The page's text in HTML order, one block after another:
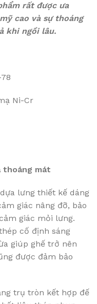
rất được ưa
cao và sự thoáng
khi ngồi lâu.
Ni-Cr
thoáng mát
lưng thiết kế dáng
giác nâng đỡ, bảo
giác mỏi lưng.
cố định sáng
giúp ghế trở nên
được đảm bảo
trụ tròn kết hợp đế